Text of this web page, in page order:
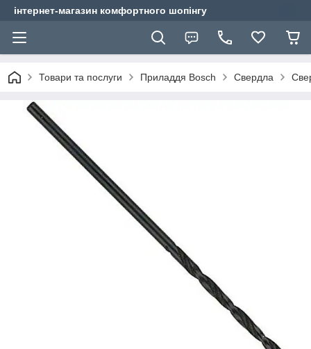
інтернет-магазин комфортного шопінгу
Товари та послуги Приладдя Bosch Свердла